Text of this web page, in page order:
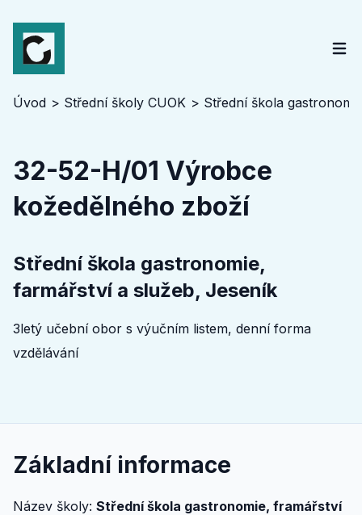
Úvod Střední školy CUOK Střední škola
32-52-H/01 Výrobce
kožedělného zboží
Střední škola gastronomie,
farmářství a služeb, Jeseník
3letý učební obor s výučním listem, denní forma
vzdělávání
Základní informace
Název školy: Střední škola gastronomie, framářství